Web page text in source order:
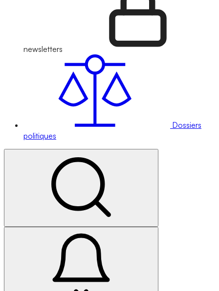
newsletters
Dossiers
politiques